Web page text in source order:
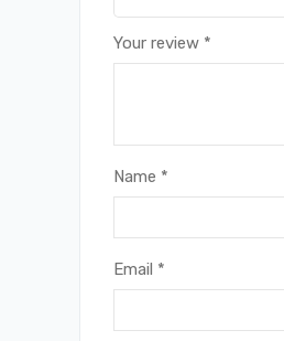
Your review *
Name *
Email *